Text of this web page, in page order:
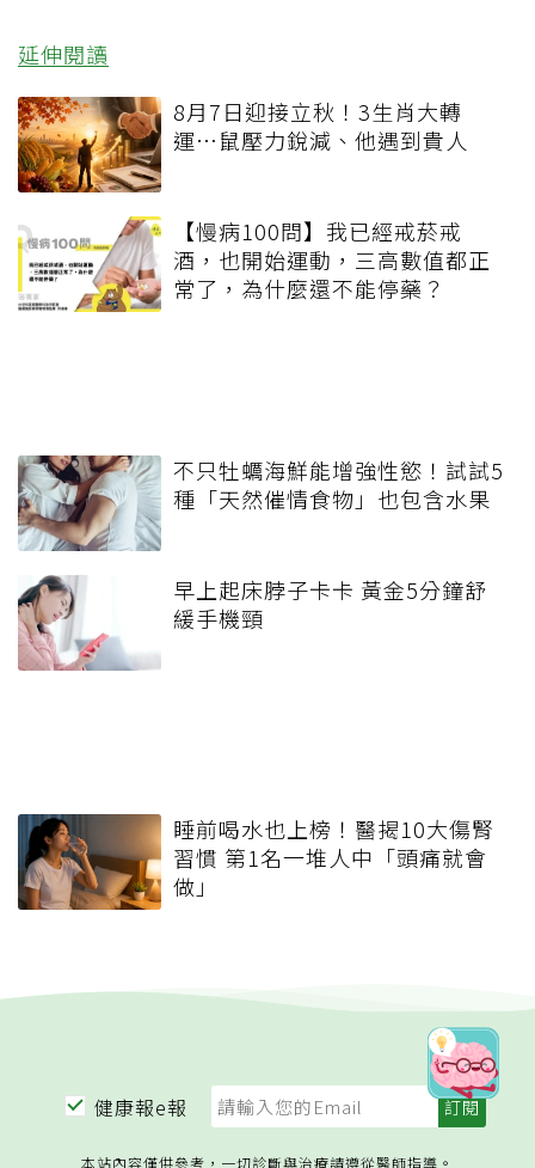
延伸閱讀
8月7日迎接立秋！3生肖大轉
運…鼠壓力銳減、他遇到貴人
【慢病100問】我已經戒菸戒
酒，也開始運動，三高數值都正
常了，為什麼還不能停藥？
不只牡蠣海鮮能增強性慾！試試5
種「天然催情食物」也包含水果
早上起床脖子卡卡 黃金5分鐘舒
緩手機頸
睡前喝水也上榜！醫揭10大傷腎
習慣 第1名一堆人中「頭痛就會
做」
健康報e報
本站內容僅供參考，一切診斷與治療請遵從醫師指導。